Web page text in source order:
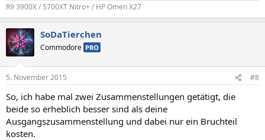
R9 3900X / 5700XT Nitro+ / HP Omen X27
SoDaTierchen
Commodore PRO
5. November 2015 #8
So, ich habe mal zwei Zusammenstellungen getätigt, die
beide so erheblich besser sind als deine
Ausgangszusammenstellung und dabei nur ein Bruchteil
kosten.